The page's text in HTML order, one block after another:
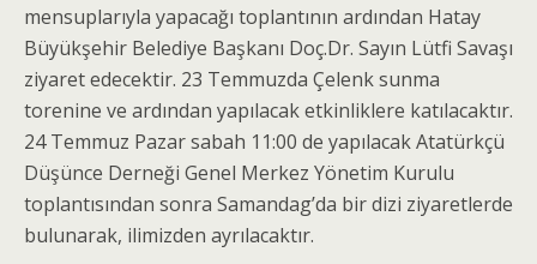
mensuplarıyla yapacağı toplantının ardından Hatay
Büyükşehir Belediye Başkanı Doç.Dr. Sayın Lütfi Savaşı
ziyaret edecektir. 23 Temmuzda Çelenk sunma
torenine ve ardından yapılacak etkinliklere katılacaktır.
24 Temmuz Pazar sabah 11:00 de yapılacak Atatürkçü
Düşünce Derneği Genel Merkez Yönetim Kurulu
toplantısından sonra Samandag’da bir dizi ziyaretlerde
bulunarak, ilimizden ayrılacaktır.